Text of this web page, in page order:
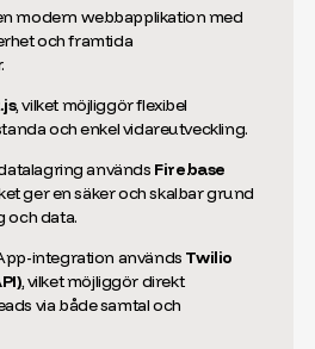
modern webbapplikation med
och framtida
, vilket möjliggör flexibel
och enkel vidareutveckling.
används Firebase
ger en säker och skalbar grund
och data.
integration används Twilio
, vilket möjliggör direkt
via både samtal och